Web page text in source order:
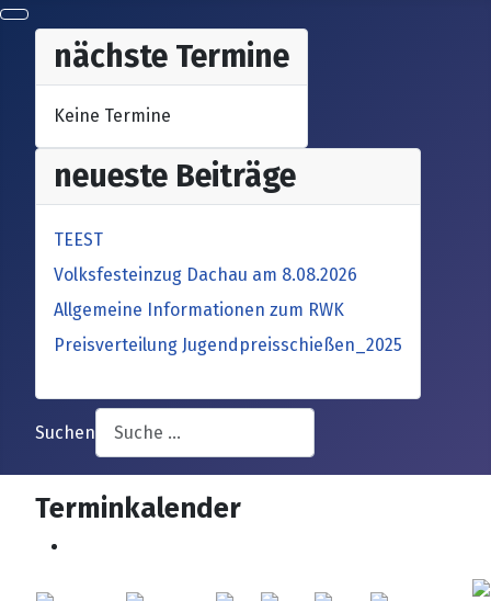
nächste Termine
Keine Termine
neueste Beiträge
TEEST
Volksfesteinzug Dachau am 8.08.2026
Allgemeine Informationen zum RWK
Preisverteilung Jugendpreisschießen_2025
Suchen
Terminkalender